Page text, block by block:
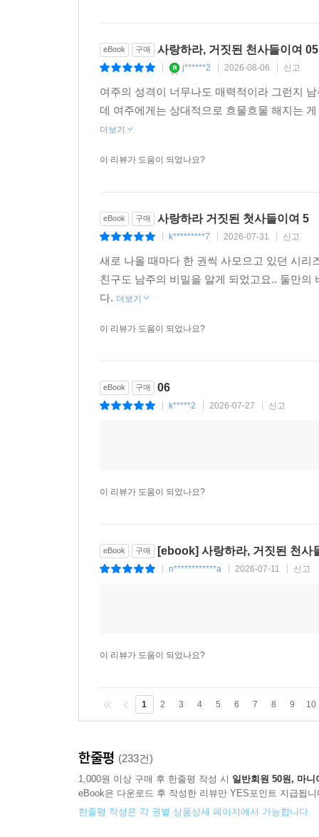
eBook 구매 사랑하라, 거짓된 천사들이여
j******2 2026-08-06 신고
여주의 성격이 너무나도 매력적이라 그런지
데 여주에게는 상대적으로 흐물흐물 해지는
더보기
이 리뷰가 도움이 되었나요?
eBook 구매 사랑하라 거짓된 첫사들이여 5
k*********7 2026-07-31 신고
새로 나올 때마다 한 권씩 사모으고 있던 시리
친구도 남주의 비밀을 알게 되었고요.. 둘만
다. 더보기
이 리뷰가 도움이 되었나요?
eBook 구매 06
k*****2 2026-07-27 신고
이 리뷰가 도움이 되었나요?
eBook 구매 [ebook] 사랑하라, 거짓된 천사
n************a 2026-07-11 신고
이 리뷰가 도움이 되었나요?
1 2 3 4 5 6 7 8 9 10
한줄평 (233건)
1,000원 이상 구매 후 한줄평 작성 시 일반회원 50원, 마니
eBook은 다운로드 후 작성한 리뷰만 YES포인트 지급됩니
한줄평 작성은 각 권별 상품상세 페이지에서 가능합니다.